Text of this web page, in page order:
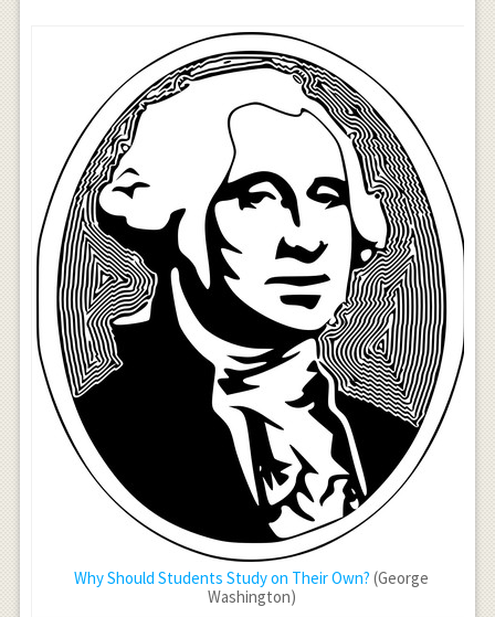
Why Should Students Study on Their Own? (George
Washington)